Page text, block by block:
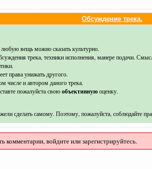
Обсуждение трека.
вещь можно сказать культурно.
трека, техники исполнения, манере подачи.
права унижать другого.
числе и автором даного трека.
пожалуйста своюобъективнуюоценку.
сделать самому. Поэтому, пожалуйста, соблюдайте
комментарии, войдите или зарегистрируйтесь.